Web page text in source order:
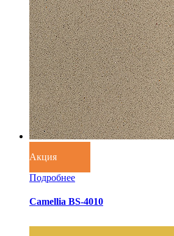
Акция
Подробнее
Camellia BS-4010